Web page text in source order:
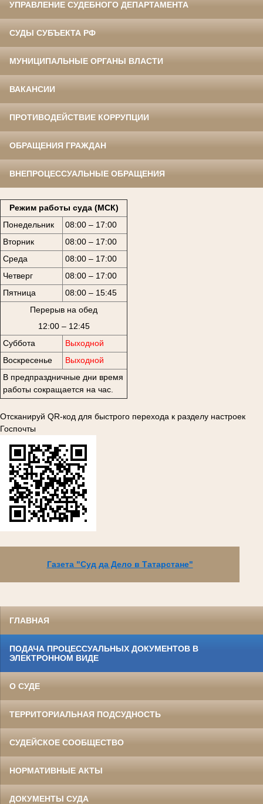
УПРАВЛЕНИЕ СУДЕБНОГО ДЕПАРТАМЕНТА
СУДЫ СУБЪЕКТА РФ
МУНИЦИПАЛЬНЫЕ ОРГАНЫ ВЛАСТИ
ВАКАНСИИ
ПРОТИВОДЕЙСТВИЕ КОРРУПЦИИ
ОБРАЩЕНИЯ ГРАЖДАН
ВНЕПРОЦЕССУАЛЬНЫЕ ОБРАЩЕНИЯ
Режим работы суда (МСК)
Понедельник
08:00 – 17:00
Вторник
08:00 – 17:00
Среда
08:00 – 17:00
Четверг
08:00 – 17:00
Пятница
08:00 – 15:45
Перерыв на обед
12:00 – 12:45
Суббота
Выходной
Воскресенье
Выходной
В предпраздничные дни время
работы сокращается на час.
Отсканируй QR-код для быстрого перехода к разделу настроек
Госпочты
Газета "Суд да Дело в Татарстане"
ГЛАВНАЯ
ПОДАЧА ПРОЦЕССУАЛЬНЫХ ДОКУМЕНТОВ В
ЭЛЕКТРОННОМ ВИДЕ
О СУДЕ
ТЕРРИТОРИАЛЬНАЯ ПОДСУДНОСТЬ
СУДЕЙСКОЕ СООБЩЕСТВО
НОРМАТИВНЫЕ АКТЫ
ДОКУМЕНТЫ СУДА